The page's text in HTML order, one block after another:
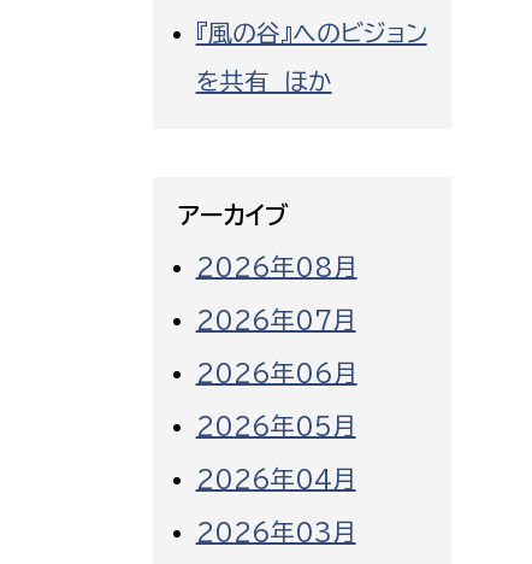
『風の谷』へのビジョン
を共有 ほか
アーカイブ
2026年08月
2026年07月
2026年06月
2026年05月
2026年04月
2026年03月